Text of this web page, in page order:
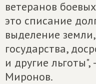
ветеранов
это списание
выделение
государства,
и другие
Миронов.